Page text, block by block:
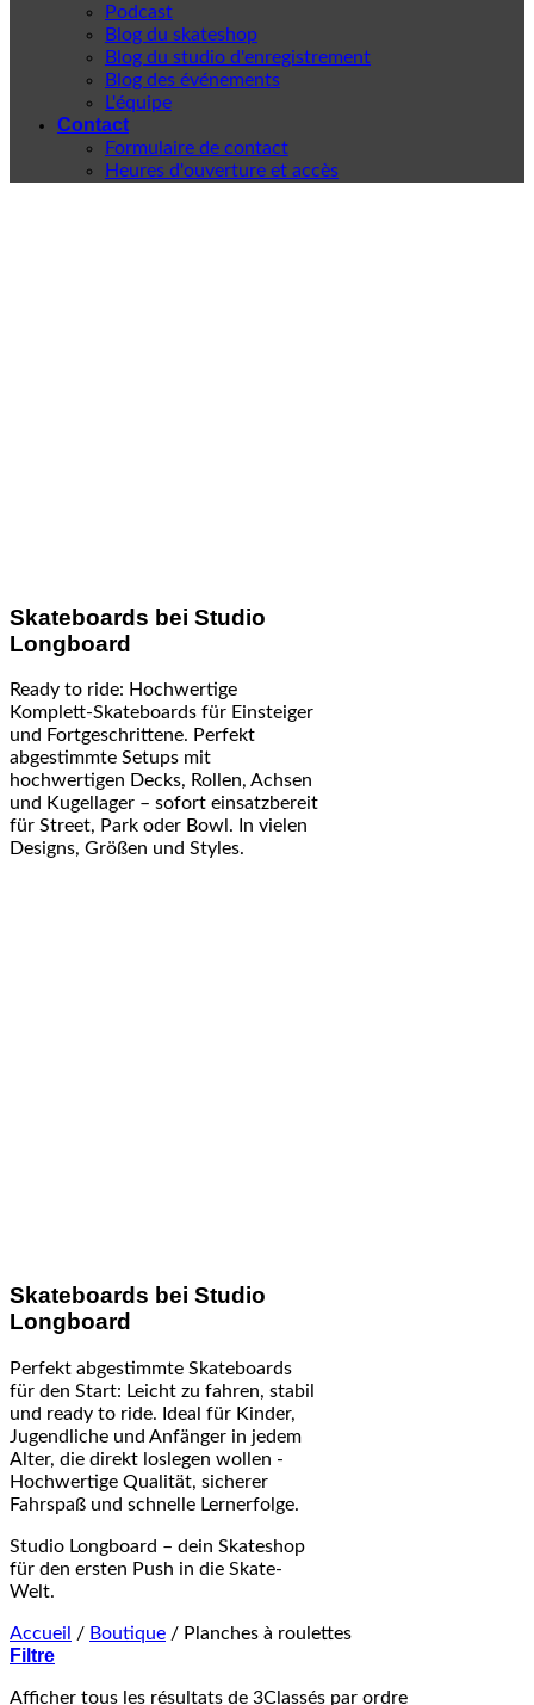
Podcast
Blog du skateshop
Blog du studio d'enregistrement
Blog des événements
L'équipe
Contact
Formulaire de contact
Heures d'ouverture et accès
Skateboards bei Studio
Longboard
Ready to ride: Hochwertige
Komplett-Skateboards für Einsteiger
und Fortgeschrittene. Perfekt
abgestimmte Setups mit
hochwertigen Decks, Rollen, Achsen
und Kugellager – sofort einsatzbereit
für Street, Park oder Bowl. In vielen
Designs, Größen und Styles.
Skateboards bei Studio
Longboard
Perfekt abgestimmte Skateboards
für den Start: Leicht zu fahren, stabil
und ready to ride. Ideal für Kinder,
Jugendliche und Anfänger in jedem
Alter, die direkt loslegen wollen -
Hochwertige Qualität, sicherer
Fahrspaß und schnelle Lernerfolge.
Studio Longboard – dein Skateshop
für den ersten Push in die Skate-
Welt.
Accueil / Boutique / Planches à roulettes
Filtre
Afficher tous les résultats de 3Classés par ordre